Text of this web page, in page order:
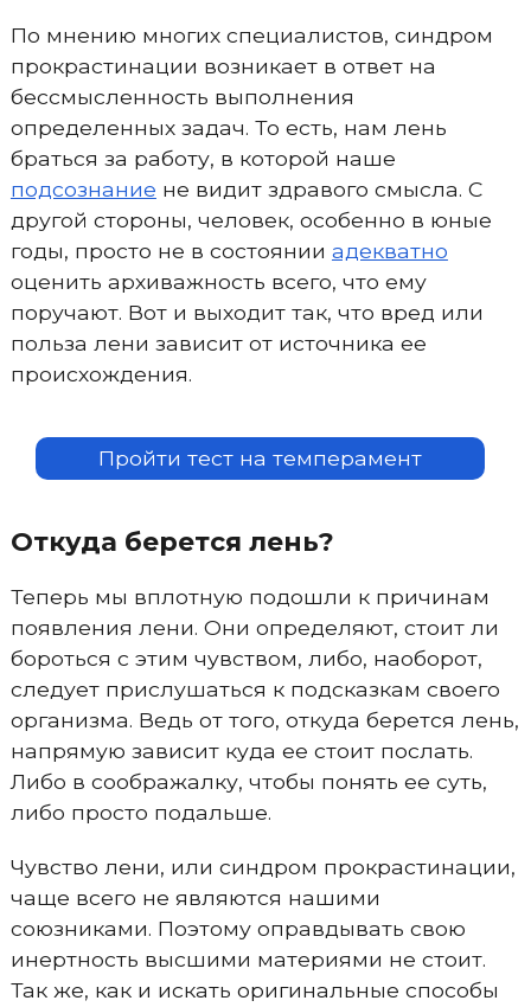
По мнению многих специалистов, синдром
прокрастинации возникает в ответ на
бессмысленность выполнения
определенных задач. То есть, нам лень
браться за работу, в которой наше
подсознание не видит здравого смысла. С
другой стороны, человек, особенно в юные
годы, просто не в состоянии адекватно
оценить архиважность всего, что ему
поручают. Вот и выходит так, что вред или
польза лени зависит от источника ее
происхождения.
Пройти тест на темперамент
Откуда берется лень?
Теперь мы вплотную подошли к причинам
появления лени. Они определяют, стоит ли
бороться с этим чувством, либо, наоборот,
следует прислушаться к подсказкам своего
организма. Ведь от того, откуда берется лень,
напрямую зависит куда ее стоит послать.
Либо в соображалку, чтобы понять ее суть,
либо просто подальше.
Чувство лени, или синдром прокрастинации,
чаще всего не являются нашими
союзниками. Поэтому оправдывать свою
инертность высшими материями не стоит.
Так же, как и искать оригинальные способы